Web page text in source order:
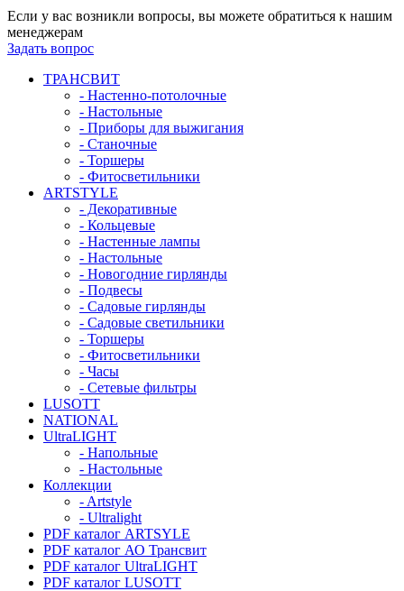
Если у вас возникли вопросы, вы можете обратиться к нашим
менеджерам
Задать вопрос
ТРАНСВИТ
- Настенно-потолочные
- Настольные
- Приборы для выжигания
- Станочные
- Торшеры
- Фитосветильники
ARTSTYLE
- Декоративные
- Кольцевые
- Настенные лампы
- Настольные
- Новогодние гирлянды
- Подвесы
- Садовые гирлянды
- Садовые светильники
- Торшеры
- Фитосветильники
- Часы
- Сетевые фильтры
LUSOTT
NATIONAL
UltraLIGHT
- Напольные
- Настольные
Коллекции
- Artstyle
- Ultralight
PDF каталог ARTSYLE
PDF каталог АО Трансвит
PDF каталог UltraLIGHT
PDF каталог LUSOTT